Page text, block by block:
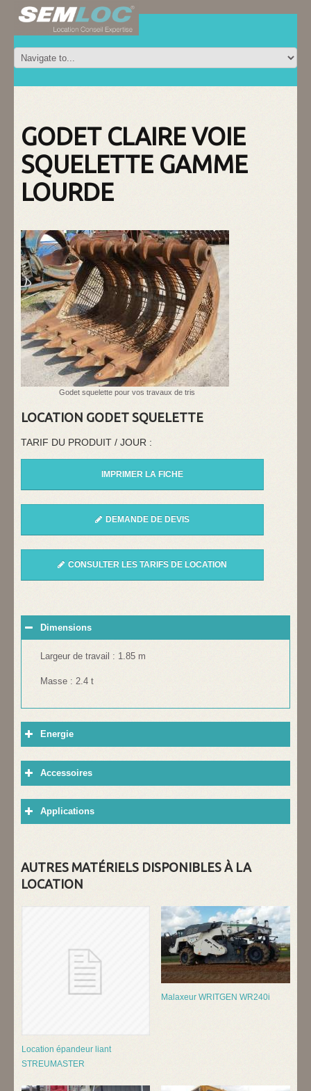
GODET CLAIRE VOIE
SQUELETTE GAMME
LOURDE
Godet squelette pour vos travaux de tris
LOCATION GODET SQUELETTE
TARIF DU PRODUIT / JOUR :
IMPRIMER LA FICHE
DEMANDE DE DEVIS
CONSULTER LES TARIFS DE LOCATION
Dimensions
Largeur de travail : 1.85 m
Masse : 2.4 t
Energie
Accessoires
Applications
AUTRES MATÉRIELS DISPONIBLES À LA
LOCATION
Location épandeur liant
STREUMASTER
Malaxeur WRITGEN WR240i